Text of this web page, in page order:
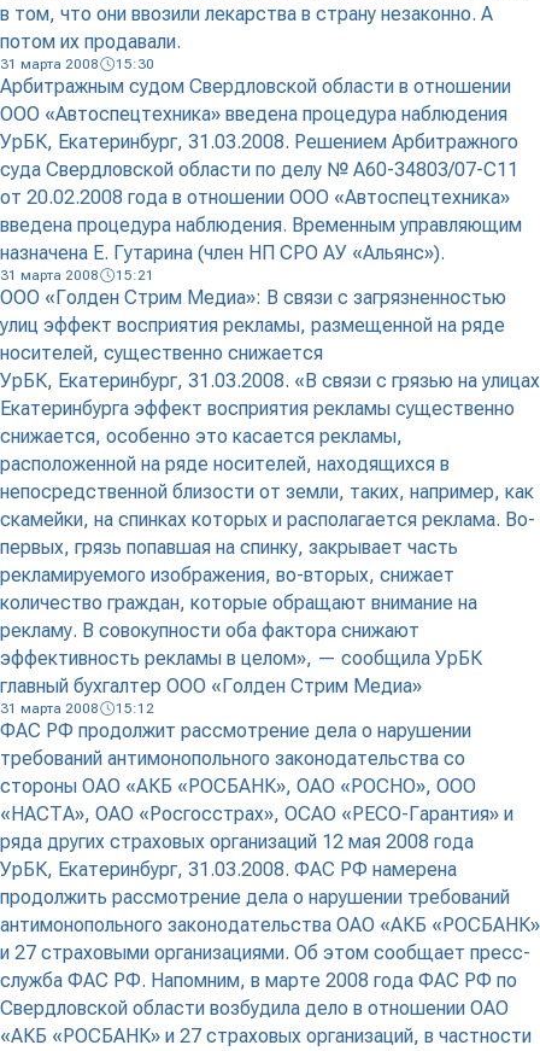
в том, что они ввозили лекарства в страну незаконно. А
потом их продавали.
31 марта 2008 15:30
Арбитражным судом Свердловской области в отношении
ООО «Автоспецтехника» введена процедура наблюдения
УрБК, Екатеринбург, 31.03.2008. Решением Арбитражного
суда Свердловской области по делу № А60-34803/07-С11
от 20.02.2008 года в отношении ООО «Автоспецтехника»
введена процедура наблюдения. Временным управляющим
назначена Е. Гутарина (член НП СРО АУ «Альянс»).
31 марта 2008 15:21
ООО «Голден Стрим Медиа»: В связи с загрязненностью
улиц эффект восприятия рекламы, размещенной на ряде
носителей, существенно снижается
УрБК, Екатеринбург, 31.03.2008. «В связи с грязью на улицах
Екатеринбурга эффект восприятия рекламы существенно
снижается, особенно это касается рекламы,
расположенной на ряде носителей, находящихся в
непосредственной близости от земли, таких, например, как
скамейки, на спинках которых и располагается реклама. Во-
первых, грязь попавшая на спинку, закрывает часть
рекламируемого изображения, во-вторых, снижает
количество граждан, которые обращают внимание на
рекламу. В совокупности оба фактора снижают
эффективность рекламы в целом», — сообщила УрБК
главный бухгалтер ООО «Голден Стрим Медиа»
31 марта 2008 15:12
ФАС РФ продолжит рассмотрение дела о нарушении
требований антимонопольного законодательства со
стороны ОАО «АКБ «РОСБАНК», ОАО «РОСНО», ООО
«НАСТА», ОАО «Росгосстрах», ОСАО «РЕСО-Гарантия» и
ряда других страховых организаций 12 мая 2008 года
УрБК, Екатеринбург, 31.03.2008. ФАС РФ намерена
продолжить рассмотрение дела о нарушении требований
антимонопольного законодательства ОАО «АКБ «РОСБАНК»
и 27 страховыми организациями. Об этом сообщает пресс-
служба ФАС РФ. Напомним, в марте 2008 года ФАС РФ по
Свердловской области возбудила дело в отношении ОАО
«АКБ «РОСБАНК» и 27 страховых организаций, в частности